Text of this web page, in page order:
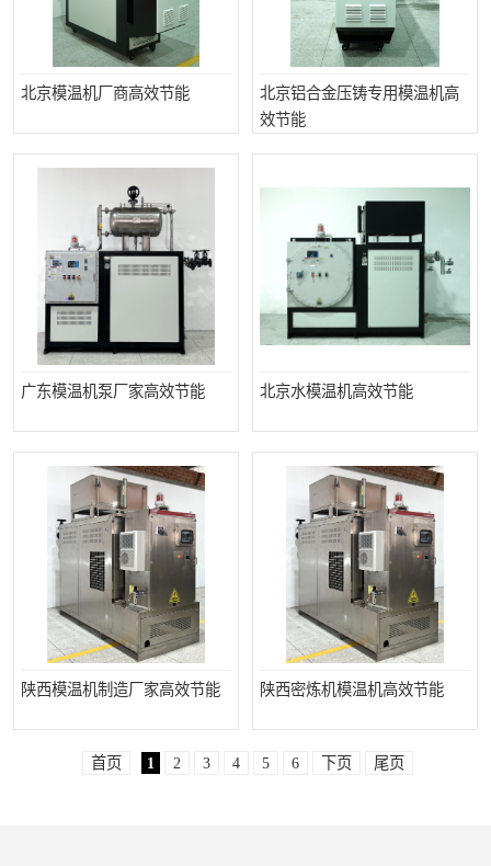
北京模温机厂商高效节能
北京铝合金压铸专用模温机高
效节能
广东模温机泵厂家高效节能 北京水模温机高效节能
陕西模温机制造厂家高效节能 陕西密炼机模温机高效节能
首页 1 2 3 4 5 6 下页 尾页